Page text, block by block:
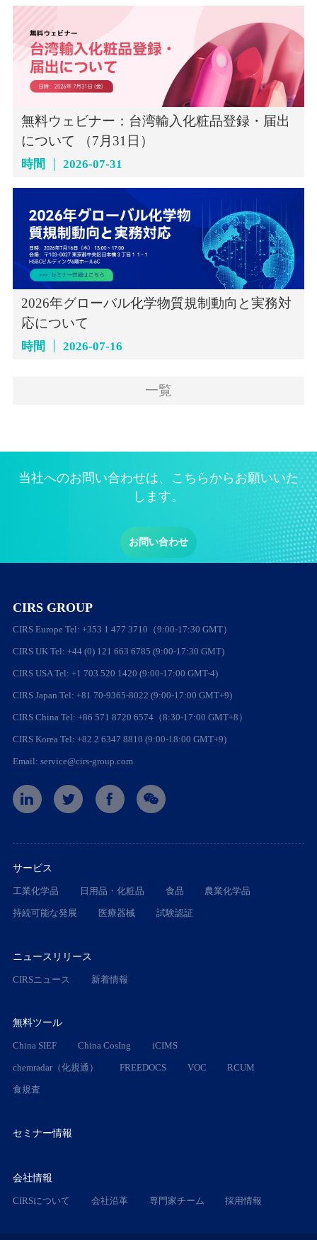
無料ウェビナー：台湾輸入化粧品登録・届出
について （7月31日）
時間 2026-07-31
2026年グローバル化学物質規制動向と実務対
応について
時間 2026-07-16
一覧
当社へのお問い合わせは、こちらからお願いいた
します。
お問い合わせ
CIRS GROUP
CIRS Europe Tel: +353 1 477 3710（9:00-17:30 GMT）
CIRS UK Tel: +44 (0) 121 663 6785 (9:00-17:30 GMT)
CIRS USA Tel: +1 703 520 1420 (9:00-17:00 GMT-4)
CIRS Japan Tel: +81 70-9365-8022 (9:00-17:00 GMT+9)
CIRS China Tel: +86 571 8720 6574（8:30-17:00 GMT+8）
CIRS Korea Tel: +82 2 6347 8810 (9:00-18:00 GMT+9)
Email: service@cirs-group.com
サービス
工業化学品 日用品・化粧品 食品 農業化学品
持続可能な発展 医療器械 試験認証
ニュースリリース
CIRSニュース 新着情報
無料ツール
China SIEF China CosIng iCIMS
chemradar（化規通） FREEDOCS VOC RCUM
食規査
セミナー情報
会社情報
CIRSについて 会社沿革 専門家チーム 採用情報